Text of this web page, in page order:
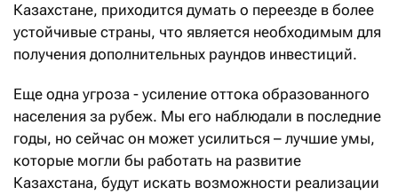
Казахстане, приходится думать о переезде в более
устойчивые страны, что является необходимым для
получения дополнительных раундов инвестиций.
Еще одна угроза - усиление оттока образованного
населения за рубеж. Мы его наблюдали в последние
годы, но сейчас он может усилиться – лучшие умы,
которые могли бы работать на развитие
Казахстана, будут искать возможности реализации